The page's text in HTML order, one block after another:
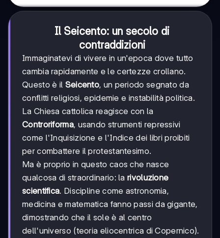
Il Seicento: un secolo di
contraddizioni
Immaginatevi di vivere in un'epoca dove tutto
cambia rapidamente e le certezze crollano.
Questo è il Seicento, un periodo segnato da
conflitti religiosi, epidemie e instabilità politica.
La Chiesa cattolica reagisce con la
Controriforma, usando strumenti repressivi
come l'Inquisizione e l'Indice dei libri proibiti
per combattere il protestantesimo.
Ma è proprio in questo caos che nasce
qualcosa di straordinario: larivoluzione
scientifica. Discipline come astronomia,
medicina e matematica fanno passi da gigante,
dimostrando che il sole è al centro
dell'universo (teoria eliocentrica di Copernico).